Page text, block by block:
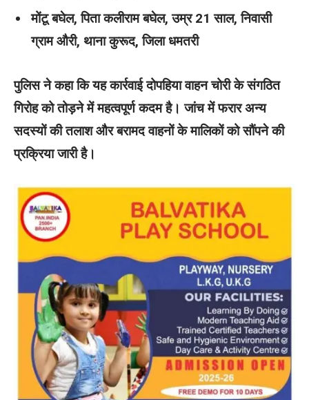
मोंटू बघेल, पिता कलीराम बघेल, उम्र 21 साल, निवासी
ग्राम औरी, थाना कुरूद, जिला धमतरी
पुलिस ने कहा कि यह कार्रवाई दोपहिया वाहन चोरी के संगठित
गिरोह को तोड़ने में महत्वपूर्ण कदम है। जांच में फरार अन्य
सदस्यों की तलाश और बरामद वाहनों के मालिकों को सौंपने की
प्रक्रिया जारी है।